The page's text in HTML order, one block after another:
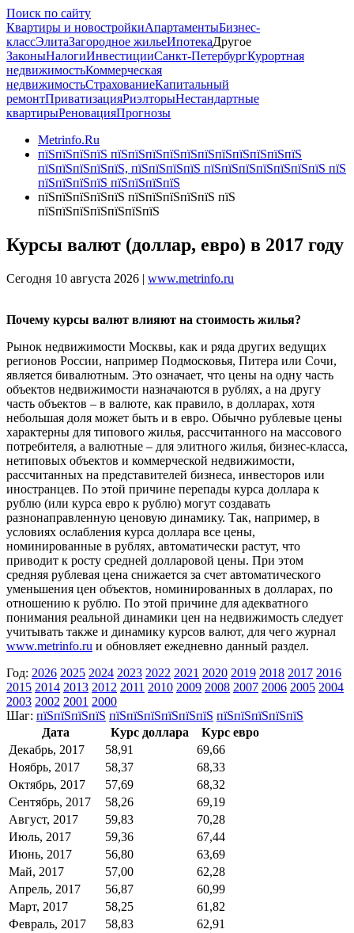
Поиск по сайту
Квартиры и новостройкиАпартаментыБизнес-
классЭлитаЗагородное жильеИпотекаДругое
ЗаконыНалогиИнвестицииСанкт-ПетербургКурортная
недвижимостьКоммерческая
недвижимостьСтрахованиеКапитальный
ремонтПриватизацияРиэлторыНестандартные
квартирыРеновацияПрогнозы
Metrinfo.Ru
пїЅпїЅпїЅпїЅ пїЅпїЅпїЅпїЅпїЅпїЅпїЅпїЅпїЅпїЅпїЅ
пїЅпїЅпїЅпїЅпїЅ, пїЅпїЅпїЅпїЅ пїЅпїЅпїЅпїЅпїЅпїЅпїЅ пїЅ
пїЅпїЅпїЅпїЅ пїЅпїЅпїЅпїЅ
пїЅпїЅпїЅпїЅпїЅ пїЅпїЅпїЅпїЅпїЅ пїЅ
пїЅпїЅпїЅпїЅпїЅпїЅпїЅ
Курсы валют (доллар, евро) в 2017 году
Сегодня 10 августа 2026 | www.metrinfo.ru
Почему курсы валют влияют на стоимость жилья?
Рынок недвижимости Москвы, как и ряда других ведущих
регионов России, например Подмосковья, Питера или Сочи,
является бивалютным. Это означает, что цены на одну часть
объектов недвижимости назначаются в рублях, а на другу
часть объектов – в валюте, как правило, в долларах, хотя
небольшая доля может быть и в евро. Обычно рублевые цены
характерны для типового жилья, рассчитанного на массового
потребителя, а валютные – для элитного жилья, бизнес-класса,
нетиповых объектов и коммерческой недвижимости,
рассчитанных на представителей бизнеса, инвесторов или
иностранцев. По этой причине перепады курса доллара к
рублю (или курса евро к рублю) могут создавать
разнонаправленную ценовую динамику. Так, например, в
условиях ослабления курса доллара все цены,
номинированные в рублях, автоматически растут, что
приводит к росту средней долларовой цены. При этом
средняя рублевая цена снижается за счет автоматического
уменьшения цен объектов, номинированных в долларах, по
отношению к рублю. По этой причине для адекватного
понимания реальной динамики цен на недвижимость следует
учитывать также и динамику курсов валют, для чего журнал
www.metrinfo.ru и обновляет ежедневно данный раздел.
Год: 2026 2025 2024 2023 2022 2021 2020 2019 2018 2017 2016
2015 2014 2013 2012 2011 2010 2009 2008 2007 2006 2005 2004
2003 2002 2001 2000
Шаг: пїЅпїЅпїЅпїЅ пїЅпїЅпїЅпїЅпїЅпїЅ пїЅпїЅпїЅпїЅпїЅ
Дата
Курс доллара
Курс евро
Декабрь, 2017
58,91
69,66
Ноябрь, 2017
58,37
68,33
Октябрь, 2017
57,69
68,32
Сентябрь, 2017
58,26
69,19
Август, 2017
59,83
70,28
Июль, 2017
59,36
67,44
Июнь, 2017
56,80
63,69
Май, 2017
57,00
62,28
Апрель, 2017
56,87
60,99
Март, 2017
58,25
61,82
Февраль, 2017
58,83
62,91